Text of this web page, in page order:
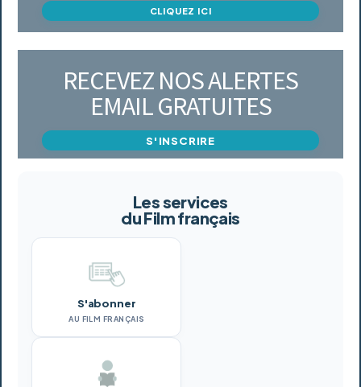
CLIQUEZ ICI
RECEVEZ NOS ALERTES
EMAIL GRATUITES
S'INSCRIRE
Les services
du Film français
S'abonner
AU FILM FRANÇAIS